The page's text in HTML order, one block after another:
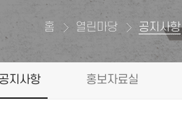
홈 열린마당 공지사항
공지사항 홍보자료실